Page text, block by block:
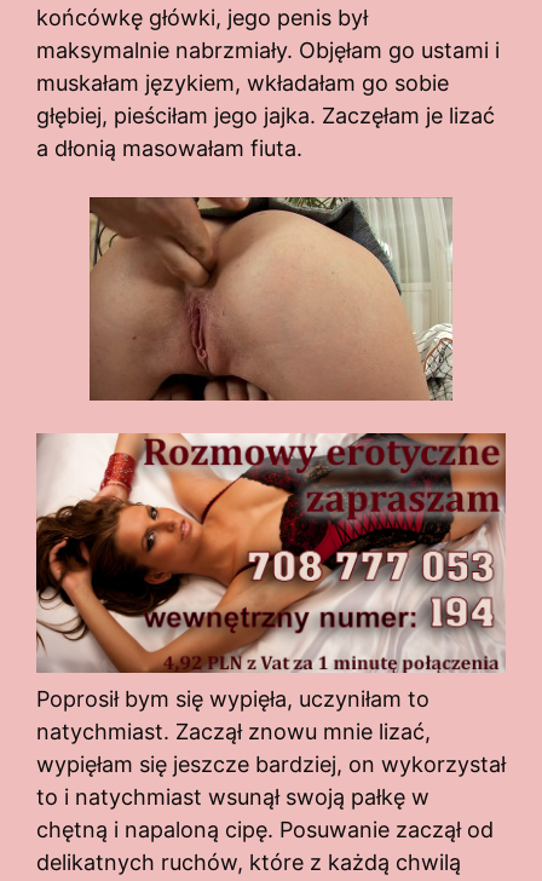
końcówkę główki, jego penis był
maksymalnie nabrzmiały. Objęłam go ustami i
muskałam językiem, wkładałam go sobie
głębiej, pieściłam jego jajka. Zaczęłam je lizać
a dłonią masowałam fiuta.
Poprosił bym się wypięła, uczyniłam to
natychmiast. Zaczął znowu mnie lizać,
wypięłam się jeszcze bardziej, on wykorzystał
to i natychmiast wsunął swoją pałkę w
chętną i napaloną cipę. Posuwanie zaczął od
delikatnych ruchów, które z każdą chwilą